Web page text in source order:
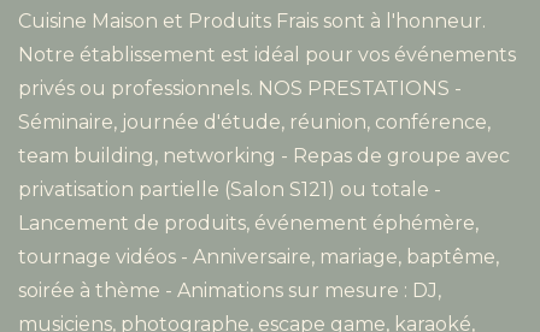
Cuisine Maison et Produits Frais sont à l'honneur.
Notre établissement est idéal pour vos événements
privés ou professionnels. NOS PRESTATIONS -
Séminaire, journée d'étude, réunion, conférence,
team building, networking - Repas de groupe avec
privatisation partielle (Salon S121) ou totale -
Lancement de produits, événement éphémère,
tournage vidéos - Anniversaire, mariage, baptême,
soirée à thème - Animations sur mesure : DJ,
musiciens, photographe, escape game, karaoké,